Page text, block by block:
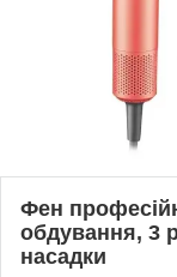
Фен
обдування, 3
насадки